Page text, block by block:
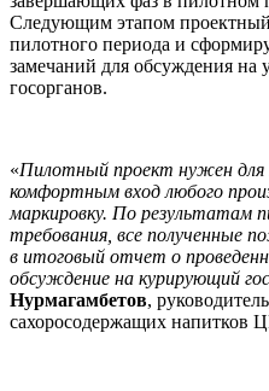
Следующим этапом
пилотного периода и
замечаний для обсуждения на
госорганов.
«Пилотный проект нужен
комфортным вход любого
маркировку. По результатам
требования, все полученные
в итоговый отчет о
обсуждение на курирующий
Нурмагамбетов,
сахоросодержащих напитков